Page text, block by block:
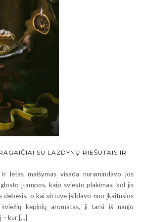
SU LAZDYNŲ RIEŠUTAIS IR
ir lėtas maišymas visada nuramindavo jos
įtampos, kaip sviesto plakimas, kol jis
debesis, o kai virtuvė įšildavo nuo įkaitusios
kepinių aromatas, ji tarsi iš naujo
– kur […]